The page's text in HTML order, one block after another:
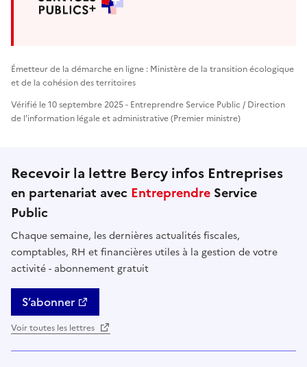
Émetteur de la démarche en ligne : Ministère de la transition écologique
et de la cohésion des territoires
Vérifié le 10 septembre 2025 - Entreprendre Service Public / Direction
de l'information légale et administrative (Premier ministre)
Recevoir la lettre Bercy infos Entreprises
en partenariat avec Entreprendre Service
Public
Chaque semaine, les dernières actualités fiscales,
comptables, RH et financières utiles à la gestion de votre
activité - abonnement gratuit
S’abonner
Voir toutes les lettres